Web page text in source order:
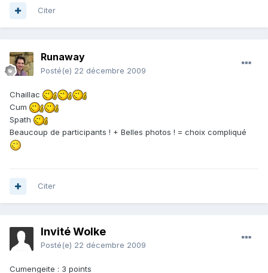
Citer
Runaway
Posté(e) 22 décembre 2009
Chaillac
Cum
Spath
Beaucoup de participants ! + Belles photos ! = choix compliqué
Citer
Invité Wolke
Posté(e) 22 décembre 2009
Cumengeite : 3 points